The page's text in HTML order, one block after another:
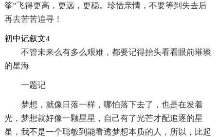
筝”飞得更高，更远，更稳。珍惜亲情，不要等到失去后
再去苦苦追寻！
初中记叙文4
不管未来么有多么艰难，都要记得抬头看看眼前璀璨
的星海
一题记
梦想，就像日落一样，哪怕落下去了，也是在发着
光，梦想就好像一颗星星，自己有了光芒才配追逐的星
星，我不是一个聪敏到能看透梦想本质的人，所以，比起